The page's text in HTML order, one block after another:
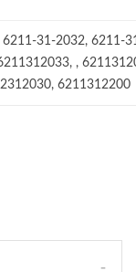
31-2032, 6211-
,
6211312200